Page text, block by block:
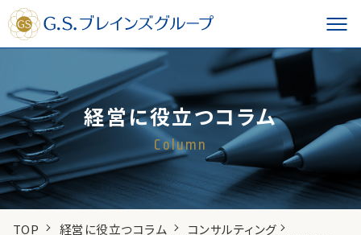
経営に役立つコラム
Column
TOP 経営に役立つコラム コンサルティング